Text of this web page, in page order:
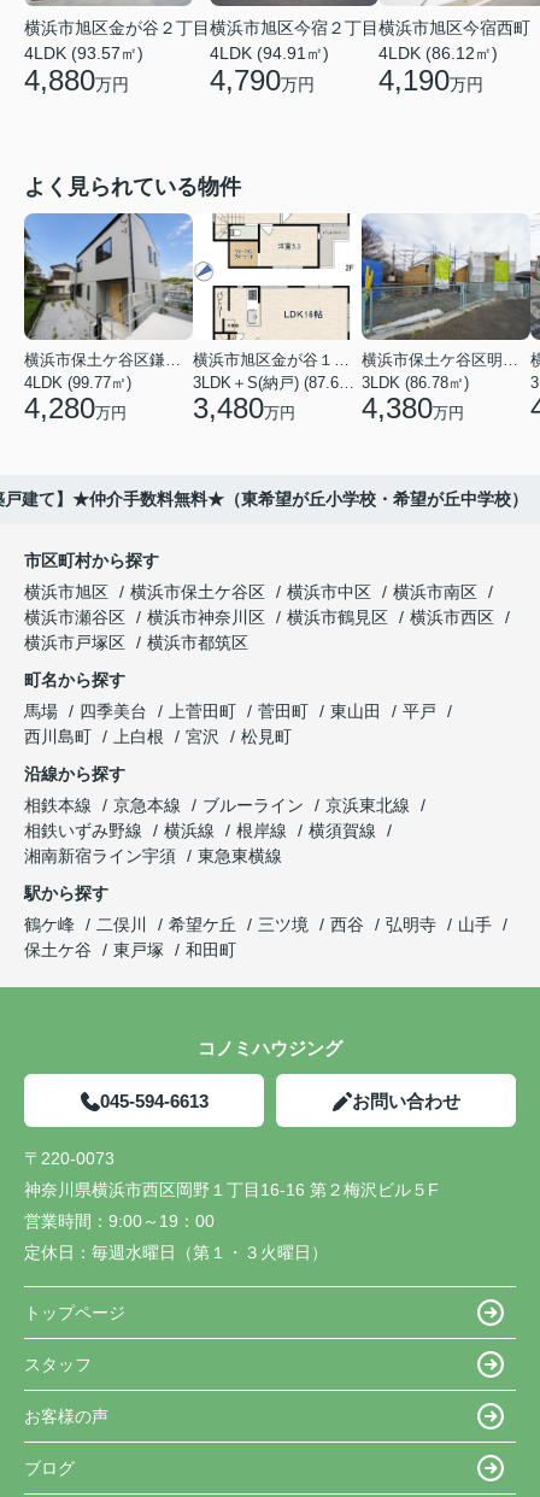
横浜市旭区金が谷２丁目
4LDK (93.57㎡)
4,880万円
横浜市旭区今宿２丁目
4LDK (94.91㎡)
4,790万円
横浜市旭区今宿西町
4LDK (86.12㎡)
4,190万円
よく見られている物件
横浜市保土ケ谷区鎌谷町
4LDK (99.77㎡)
4,280万円
横浜市旭区金が谷１丁目
3LDK＋S(納戸) (87.61㎡)
3,480万円
横浜市保土ケ谷区明神台
3LDK (86.78㎡)
4,380万円
建て】★仲介手数料無料★（東希望が丘小学校・希望が丘中学校）
市区町村から探す
横浜市旭区
横浜市保土ケ谷区 横浜市中区
横浜市南区
横浜市瀬谷区
横浜市神奈川区 横浜市鶴見区
横浜市西区
横浜市戸塚区
横浜市都筑区
町名から探す
馬場
四季美台 上菅田町 菅田町 東山田
平戸
西川島町
上白根 宮沢
松見町
沿線から探す
相鉄本線
京急本線 ブルーライン
京浜東北線
相鉄いずみ野線
横浜線 根岸線
横須賀線
湘南新宿ライン宇須
東急東横線
駅から探す
鶴ケ峰
二俣川 希望ケ丘 三ツ境 西谷 弘明寺
山手
保土ケ谷
東戸塚 和田町
コノミハウジング
045-594-6613 お問い合わせ
〒220-0073
神奈川県横浜市西区岡野１丁目16-16 第２梅沢ビル５F
営業時間： 9:00～19：00
定休日： 毎週水曜日（第１・３火曜日）
トップページ
スタッフ
お客様の声
ブログ